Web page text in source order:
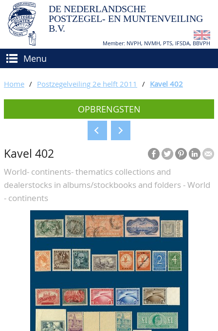
DE NEDERLANDSCHE
POSTZEGEL- EN MUNTENVEILING
B.V.
Member: NVPH, NVMH, PTS, IFSDA, BBVPH
Menu
(VER)KOPEN
Hoe verkopen?
Voorwaarden
BIEDEN
CATALOGI/OPBRENGSTEN
KEURINGSDIENST
AGENDA
Ons Team
80 jarig bestaan
CONTACT
ACCOUNT
Home / Postzegelveiling 2e helft 2011 / Kavel 402
OPBRENGSTEN
Kavel 402
World- continents- thematics collections and
dealerstocks in albums/stockbooks and folders - World
- continents